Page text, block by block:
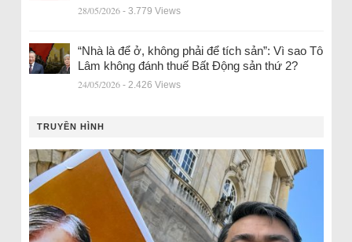
28/05/2026 - 3.779 Views
“Nhà là để ở, không phải để tích sản”: Vì sao Tô
Lâm không đánh thuế Bất Động sản thứ 2?
24/05/2026 - 2.426 Views
TRUYỀN HÌNH